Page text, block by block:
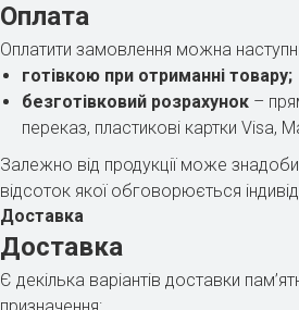
Оплата
Оплатити замовлення можна
готівкою при отриманні товару;
безготівковий розрахунок –
переказ, пластикові картки Visa,
Залежно від продукції може
відсоток якої обговорюється
Доставка
Доставка
Є декілька варіантів доставки